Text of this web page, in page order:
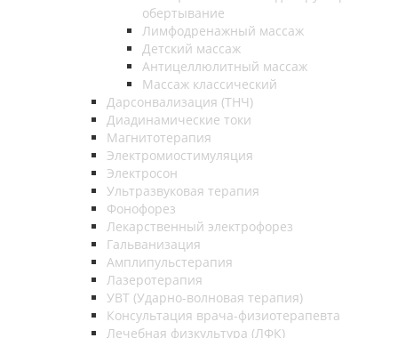
обертывание
Лимфодренажный массаж
Детский массаж
Антицеллюлитный массаж
Массаж классический
Дарсонвализация (ТНЧ)
Диадинамические токи
Магнитотерапия
Электромиостимуляция
Электросон
Ультразвуковая терапия
Фонофорез
Лекарственный электрофорез
Гальванизация
Амплипульстерапия
Лазеротерапия
УВТ (Ударно-волновая терапия)
Консультация врача-физиотерапевта
Лечебная физкультура (ЛФК)